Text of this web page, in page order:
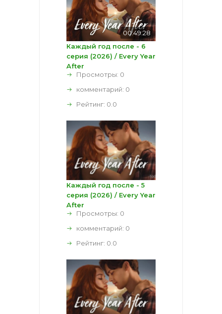
00:49:28
Каждый год после - 6
серия (2026) / Every Year
After
Просмотры: 0
комментарий: 0
Рейтинг: 0.0
Каждый год после - 5
серия (2026) / Every Year
After
Просмотры: 0
комментарий: 0
Рейтинг: 0.0